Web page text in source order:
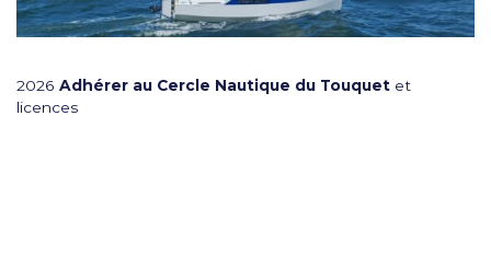
2026 Adhérer au Cercle Nautique du Touquet et
licences